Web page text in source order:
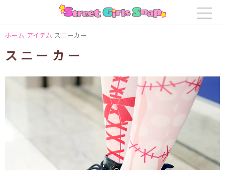
ホーム アイテム スニーカー
スニーカー